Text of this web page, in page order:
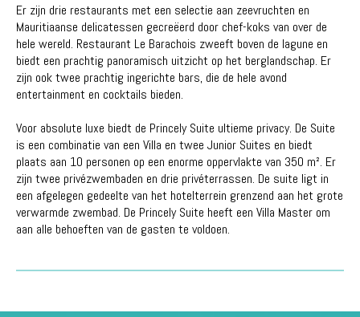
Er zijn drie restaurants met een selectie aan zeevruchten en
Mauritiaanse delicatessen gecreëerd door chef-koks van over de
hele wereld. Restaurant Le Barachois zweeft boven de lagune en
biedt een prachtig panoramisch uitzicht op het berglandschap. Er
zijn ook twee prachtig ingerichte bars, die de hele avond
entertainment en cocktails bieden.
Voor absolute luxe biedt de Princely Suite ultieme privacy. De Suite
is een combinatie van een Villa en twee Junior Suites en biedt
plaats aan 10 personen op een enorme oppervlakte van 350 m². Er
zijn twee privézwembaden en drie privéterrassen. De suite ligt in
een afgelegen gedeelte van het hotelterrein grenzend aan het grote
verwarmde zwembad. De Princely Suite heeft een Villa Master om
aan alle behoeften van de gasten te voldoen.